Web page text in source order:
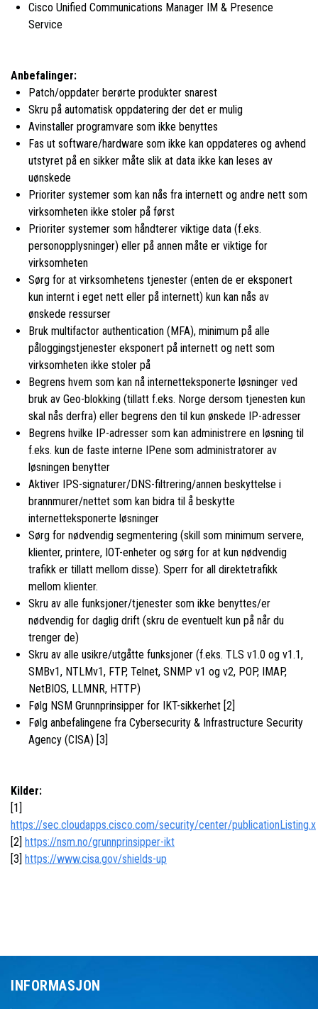
Cisco Unified Communications Manager IM & Presence
Service
Anbefalinger:
Patch/oppdater berørte produkter snarest
Skru på automatisk oppdatering der det er mulig
Avinstaller programvare som ikke benyttes
Fas ut software/hardware som ikke kan oppdateres og avhend
utstyret på en sikker måte slik at data ikke kan leses av
uønskede
Prioriter systemer som kan nås fra internett og andre nett som
virksomheten ikke stoler på først
Prioriter systemer som håndterer viktige data (f.eks.
personopplysninger) eller på annen måte er viktige for
virksomheten
Sørg for at virksomhetens tjenester (enten de er eksponert
kun internt i eget nett eller på internett) kun kan nås av
ønskede ressurser
Bruk multifactor authentication (MFA), minimum på alle
påloggingstjenester eksponert på internett og nett som
virksomheten ikke stoler på
Begrens hvem som kan nå internetteksponerte løsninger ved
bruk av Geo-blokking (tillatt f.eks. Norge dersom tjenesten kun
skal nås derfra) eller begrens den til kun ønskede IP-adresser
Begrens hvilke IP-adresser som kan administrere en løsning til
f.eks. kun de faste interne IPene som administratorer av
løsningen benytter
Aktiver IPS-signaturer/DNS-filtrering/annen beskyttelse i
brannmurer/nettet som kan bidra til å beskytte
internetteksponerte løsninger
Sørg for nødvendig segmentering (skill som minimum servere,
klienter, printere, IOT-enheter og sørg for at kun nødvendig
trafikk er tillatt mellom disse). Sperr for all direktetrafikk
mellom klienter.
Skru av alle funksjoner/tjenester som ikke benyttes/er
nødvendig for daglig drift (skru de eventuelt kun på når du
trenger de)
Skru av alle usikre/utgåtte funksjoner (f.eks. TLS v1.0 og v1.1,
SMBv1, NTLMv1, FTP, Telnet, SNMP v1 og v2, POP, IMAP,
NetBIOS, LLMNR, HTTP)
Følg NSM Grunnprinsipper for IKT-sikkerhet [2]
Følg anbefalingene fra Cybersecurity & Infrastructure Security
Agency (CISA) [3]
Kilder:
[1]
https://sec.cloudapps.cisco.com/security/center/publicationListing.x
[2] https://nsm.no/grunnprinsipper-ikt
[3] https://www.cisa.gov/shields-up
INFORMASJON